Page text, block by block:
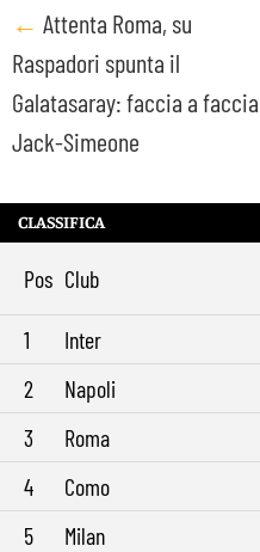
Post
navigation
← Attenta Roma, su
Raspadori spunta il
Galatasaray: faccia a faccia
Jack-Simeone
CLASSIFICA
Pos Club
1 Inter
2
Napoli
3
Roma
4
Como
5
Milan